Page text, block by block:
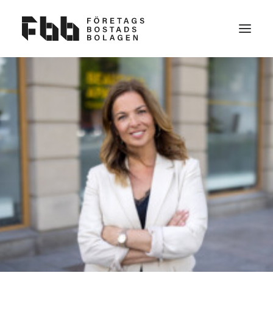
OM OSS
VAD ÄR EN FÖRETAGSBOSTAD?
PARTNERS TILL FBB
SEARCH